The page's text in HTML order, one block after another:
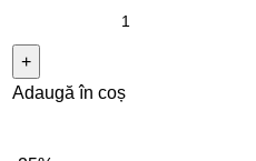
Cantitate LOVE SET
him& her - Cologne cu
feromoni naturali pentru zei si
Adaugă în coș